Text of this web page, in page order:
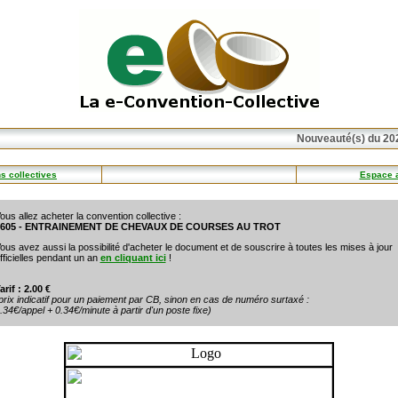
Nouveauté(s) du
collectives Espace
allez acheter la convention collective :
- ENTRAINEMENT DE CHEVAUX DE COURSES AU TROT
avez aussi la possibilité d'acheter le document et de souscrire à toutes les mises à jour
pendant un an en cliquant ici!
: 2.00 €
indicatif pour un paiement par CB, sinon en cas de numéro surtaxé :
appel + 0.34€/minute à partir d'un poste fixe)